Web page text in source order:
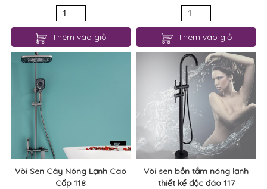
Thêm vào giỏ Thêm vào giỏ
Vòi Sen Cây Nóng Lạnh Cao
Cấp 118
Vòi sen bồn tắm nóng lạnh
thiết kế độc đáo 117